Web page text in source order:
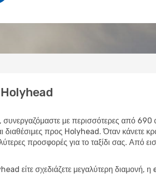
Holyhead
με περισσότερες από 690
διαθέσιμες προς Holyhead. Όταν
προσφορές για το ταξίδι σας. Από
είτε σχεδιάζετε μεγαλύτερη διαμονή,